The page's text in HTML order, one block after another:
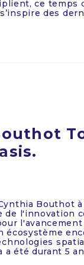
ce temps
des
Bouthot
l'innovation
écosystème
été durant 5